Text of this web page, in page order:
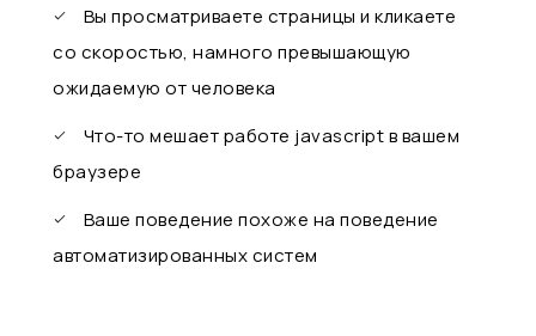
Вы просматриваете страницы и кликаете
со скоростью, намного превышающую
ожидаемую от человека
Что-то мешает работе javascript в вашем
браузере
Ваше поведение похоже на поведение
автоматизированных систем